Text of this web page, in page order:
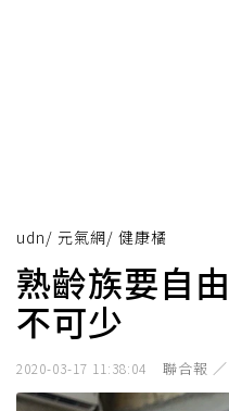
udn/ 元氣網/ 健康橘
熟齡族要自
不可少
2020-03-17 11:38:04 聯合報